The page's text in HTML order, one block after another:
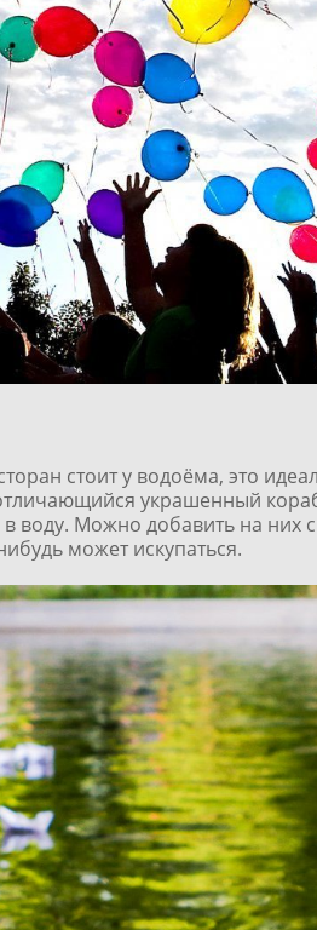
стоит у водоёма, это
украшенный
воду. Можно добавить на
может искупаться.